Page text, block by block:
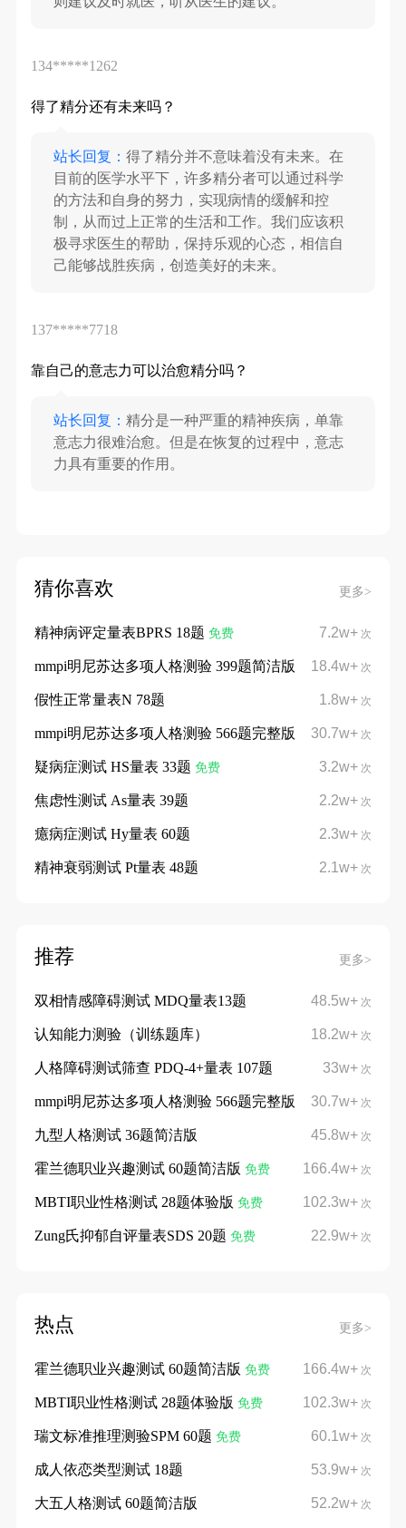
134*****1262
得了精分还有未来吗？
站长回复：得了精分并不意味着没有未来。在
目前的医学水平下，许多精分者可以通过科学
的方法和自身的努力，实现病情的缓解和控
制，从而过上正常的生活和工作。我们应该积
极寻求医生的帮助，保持乐观的心态，相信自
己能够战胜疾病，创造美好的未来。
137*****7718
靠自己的意志力可以治愈精分吗？
站长回复：精分是一种严重的精神疾病，单靠
意志力很难治愈。但是在恢复的过程中，意志
力具有重要的作用。
猜你喜欢 更多>
7.2w+ 次
精神病评定量表BPRS 18题 免费
18.4w+ 次
mmpi明尼苏达多项人格测验 399题简洁版
1.8w+ 次
假性正常量表N 78题
30.7w+ 次
mmpi明尼苏达多项人格测验 566题完整版
3.2w+ 次
疑病症测试 HS量表 33题 免费
2.2w+ 次
焦虑性测试 As量表 39题
2.3w+ 次
癔病症测试 Hy量表 60题
2.1w+ 次
精神衰弱测试 Pt量表 48题
推荐 更多>
48.5w+ 次
双相情感障碍测试 MDQ量表13题
18.2w+ 次
认知能力测验（训练题库）
33w+ 次
人格障碍测试筛查 PDQ-4+量表 107题
30.7w+ 次
mmpi明尼苏达多项人格测验 566题完整版
45.8w+ 次
九型人格测试 36题简洁版
166.4w+ 次
霍兰德职业兴趣测试 60题简洁版 免费
102.3w+ 次
MBTI职业性格测试 28题体验版 免费
22.9w+ 次
Zung氏抑郁自评量表SDS 20题 免费
热点 更多>
166.4w+ 次
霍兰德职业兴趣测试 60题简洁版 免费
102.3w+ 次
MBTI职业性格测试 28题体验版 免费
60.1w+ 次
瑞文标准推理测验SPM 60题 免费
53.9w+ 次
成人依恋类型测试 18题
52.2w+ 次
大五人格测试 60题简洁版